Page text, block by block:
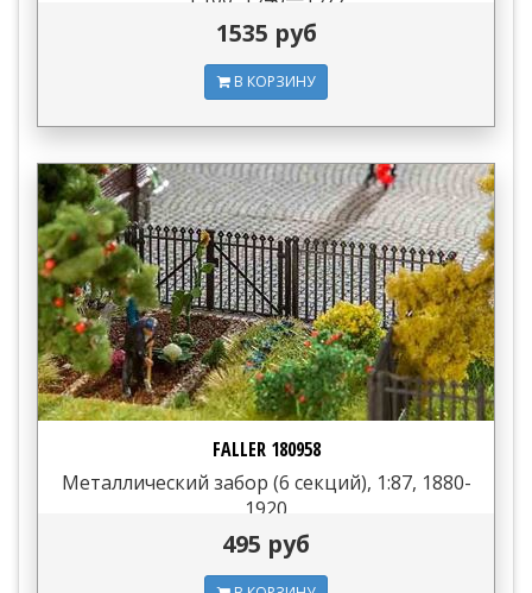
1535 руб
В КОРЗИНУ
FALLER 180958
Металлический забор (6 секций), 1:87, 1880-
1920
495 руб